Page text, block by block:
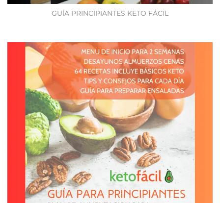
GUÍA PRINCIPIANTES KETO FÁCIL